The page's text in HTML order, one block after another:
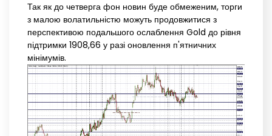
Так як до четверга фон новин буде обмеженим, торги
з малою волатильністю можуть продовжитися з
перспективою подальшого ослаблення Gold до рівня
підтримки 1908,66 у разі оновлення п'ятничних
мінімумів.